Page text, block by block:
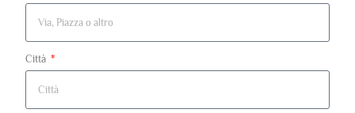
Città